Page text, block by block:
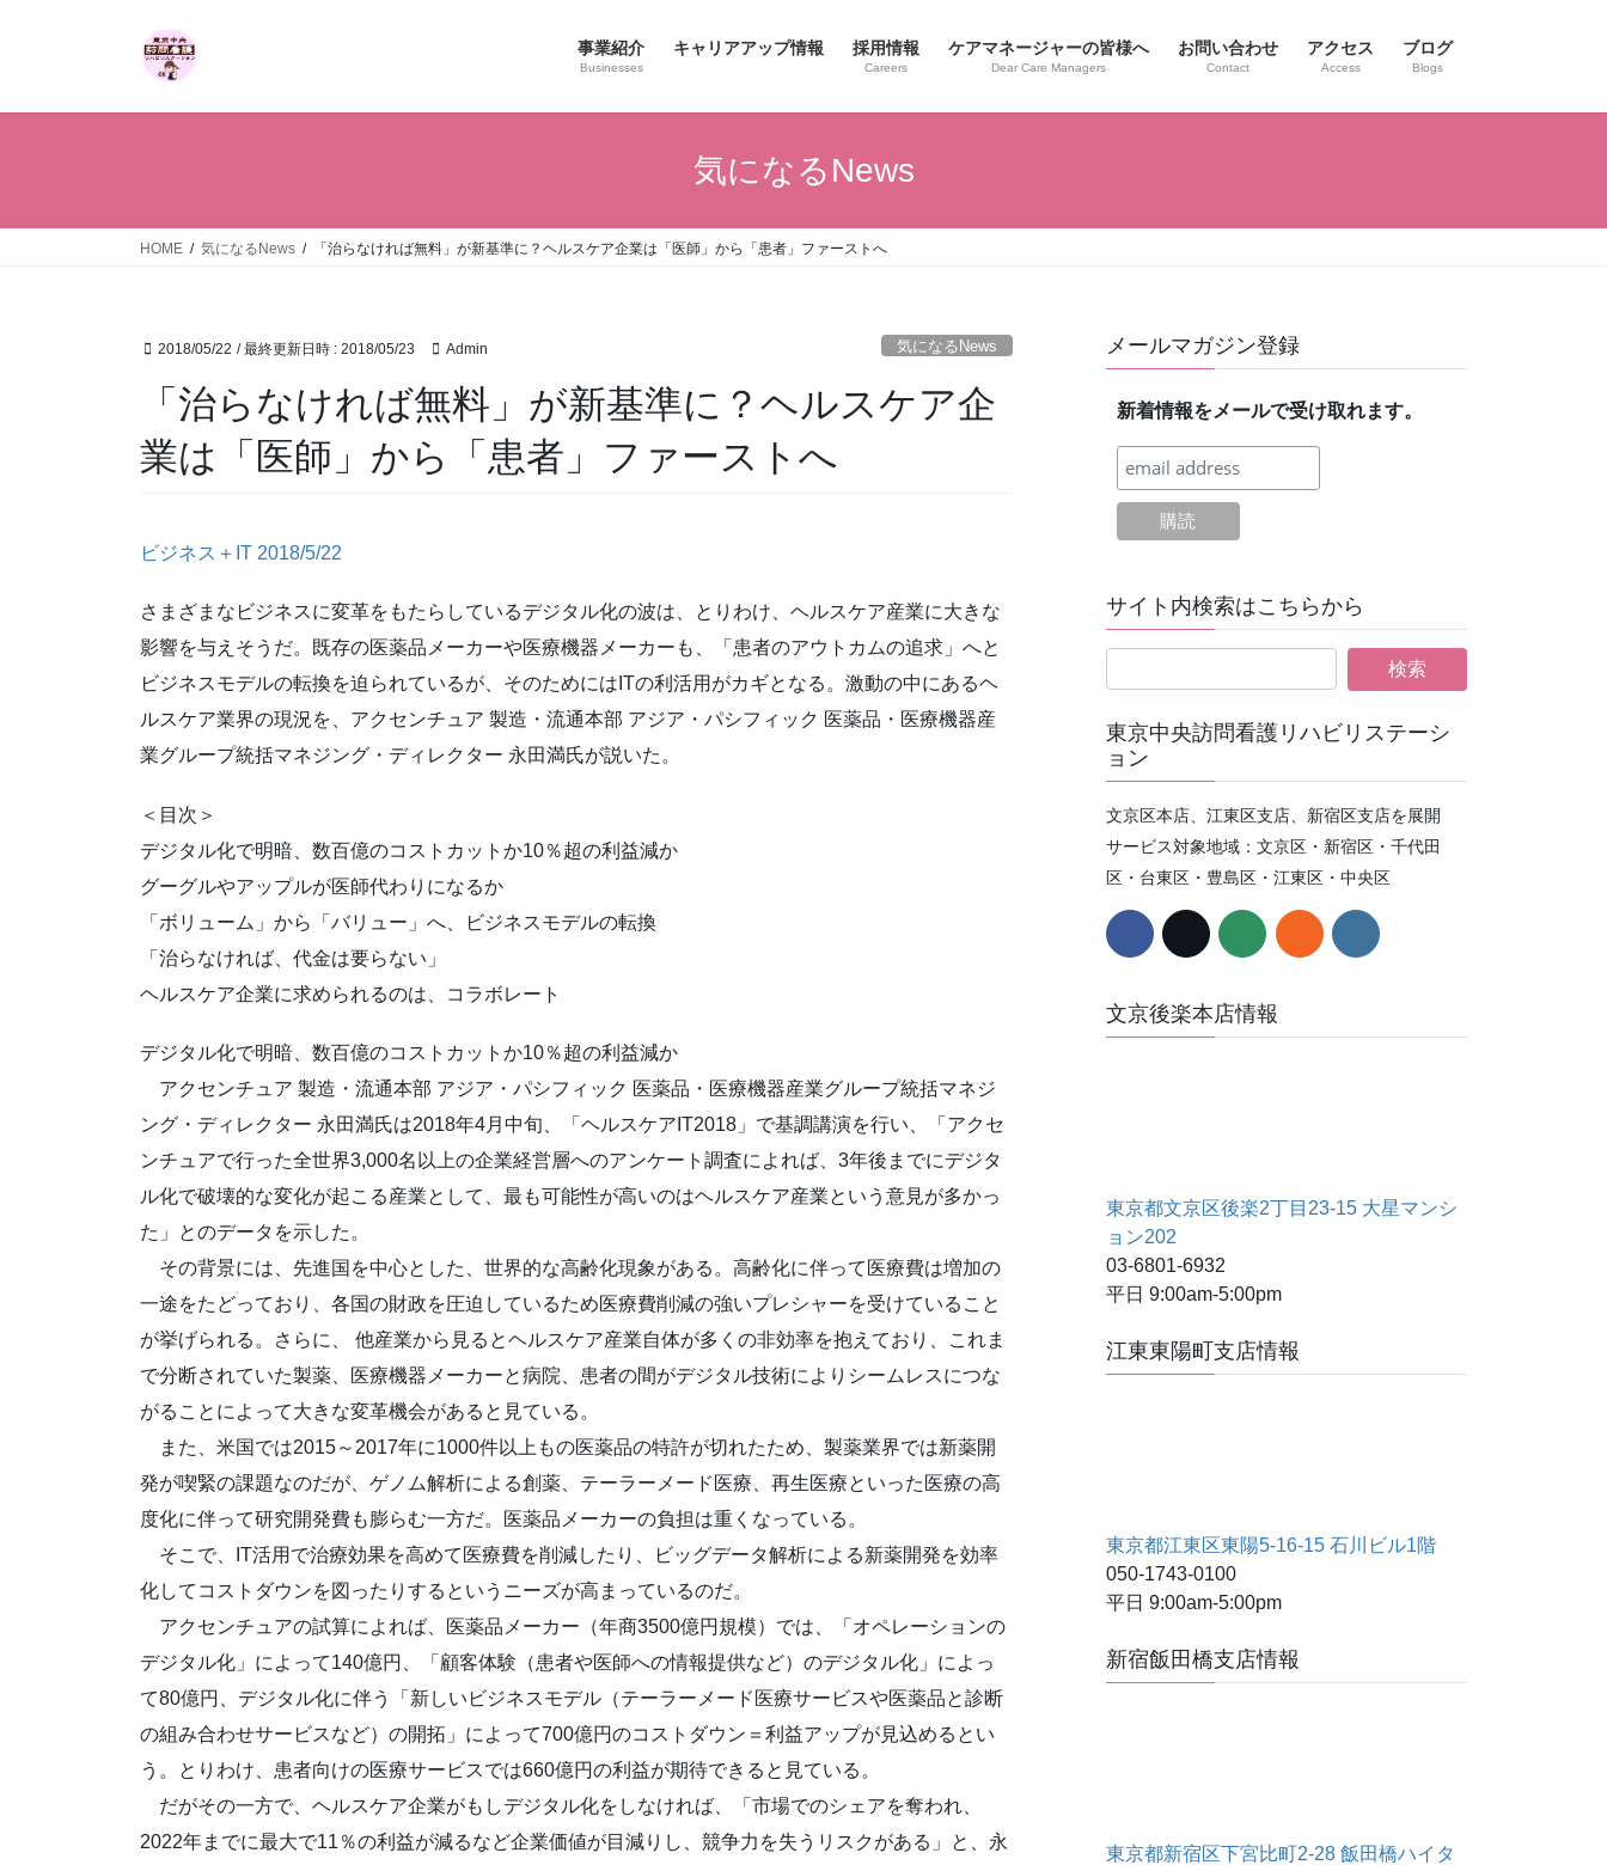
事業紹介
Businesses
キャリアアップ情報 採用情報
Careers
ケアマネージャーの皆様へ
Dear Care Managers
お問い合わせ
Contact
アクセス
Access
ブログ
Blogs
気になるNews
HOME 気になるNews 「治らなければ無料」が新基準に？ヘルスケア企業は「医師」から「患者」ファーストへ
2018/05/22 / 最終更新日時 : 2018/05/23 Admin 気になるNews
「治らなければ無料」が新基準に？ヘルスケア企
業は「医師」から「患者」ファーストへ
ビジネス＋IT 2018/5/22
さまざまなビジネスに変革をもたらしているデジタル化の波は、とりわけ、ヘルスケア産業に大きな
影響を与えそうだ。既存の医薬品メーカーや医療機器メーカーも、「患者のアウトカムの追求」へと
ビジネスモデルの転換を迫られているが、そのためにはITの利活用がカギとなる。激動の中にあるヘ
ルスケア業界の現況を、アクセンチュア 製造・流通本部 アジア・パシフィック 医薬品・医療機器産
業グループ統括マネジング・ディレクター 永田満氏が説いた。
＜目次＞
デジタル化で明暗、数百億のコストカットか10％超の利益減か
グーグルやアップルが医師代わりになるか
「ボリューム」から「バリュー」へ、ビジネスモデルの転換
「治らなければ、代金は要らない」
ヘルスケア企業に求められるのは、コラボレート
デジタル化で明暗、数百億のコストカットか10％超の利益減か
アクセンチュア 製造・流通本部 アジア・パシフィック 医薬品・医療機器産業グループ統括マネジ
ング・ディレクター 永田満氏は2018年4月中旬、「ヘルスケアIT2018」で基調講演を行い、「アクセ
ンチュアで行った全世界3,000名以上の企業経営層へのアンケート調査によれば、3年後までにデジタ
ル化で破壊的な変化が起こる産業として、最も可能性が高いのはヘルスケア産業という意見が多かっ
た」とのデータを示した。
その背景には、先進国を中心とした、世界的な高齢化現象がある。高齢化に伴って医療費は増加の
一途をたどっており、各国の財政を圧迫しているため医療費削減の強いプレシャーを受けていること
が挙げられる。さらに、 他産業から見るとヘルスケア産業自体が多くの非効率を抱えており、これま
で分断されていた製薬、医療機器メーカーと病院、患者の間がデジタル技術によりシームレスにつな
がることによって大きな変革機会があると見ている。
また、米国では2015～2017年に1000件以上もの医薬品の特許が切れたため、製薬業界では新薬開
発が喫緊の課題なのだが、ゲノム解析による創薬、テーラーメード医療、再生医療といった医療の高
度化に伴って研究開発費も膨らむ一方だ。医薬品メーカーの負担は重くなっている。
そこで、IT活用で治療効果を高めて医療費を削減したり、ビッグデータ解析による新薬開発を効率
化してコストダウンを図ったりするというニーズが高まっているのだ。
アクセンチュアの試算によれば、医薬品メーカー（年商3500億円規模）では、「オペレーションの
デジタル化」によって140億円、「顧客体験（患者や医師への情報提供など）のデジタル化」によっ
て80億円、デジタル化に伴う「新しいビジネスモデル（テーラーメード医療サービスや医薬品と診断
の組み合わせサービスなど）の開拓」によって700億円のコストダウン＝利益アップが見込めるとい
う。とりわけ、患者向けの医療サービスでは660億円の利益が期待できると見ている。
だがその一方で、ヘルスケア企業がもしデジタル化をしなければ、「市場でのシェアを奪われ、
2022年までに最大で11％の利益が減るなど企業価値が目減りし、競争力を失うリスクがある」と、永
メールマガジン登録
新着情報をメールで受け取れます。
サイト内検索はこちらから
東京中央訪問看護リハビリステーシ
ョン
文京区本店、江東区支店、新宿区支店を展開
サービス対象地域：文京区・新宿区・千代田
区・台東区・豊島区・江東区・中央区
文京後楽本店情報
東京都文京区後楽2丁目23-15 大星マンシ
ョン202
03-6801-6932
平日 9:00am-5:00pm
江東東陽町支店情報
東京都江東区東陽5-16-15 石川ビル1階
050-1743-0100
平日 9:00am-5:00pm
新宿飯田橋支店情報
東京都新宿区下宮比町2-28 飯田橋ハイタ